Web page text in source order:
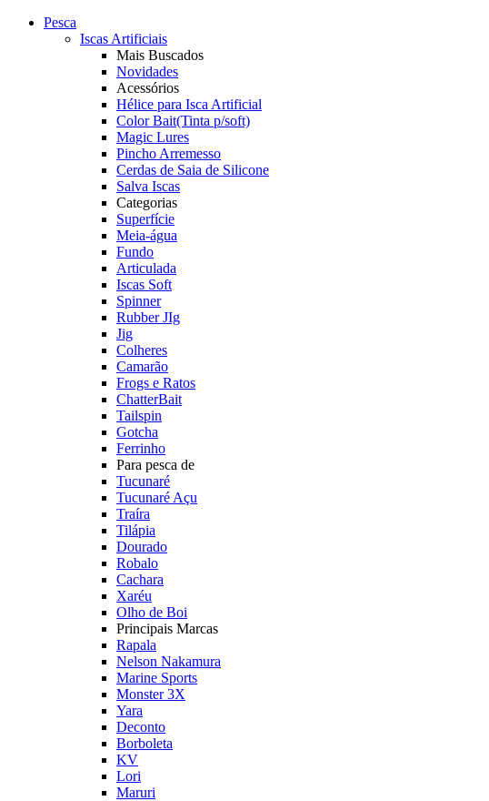
Pesca
Iscas Artificiais
Mais Buscados
Novidades
Acessórios
Hélice para Isca Artificial
Color Bait(Tinta p/soft)
Magic Lures
Pincho Arremesso
Cerdas de Saia de Silicone
Salva Iscas
Categorias
Superfície
Meia-água
Fundo
Articulada
Iscas Soft
Spinner
Rubber JIg
Jig
Colheres
Camarão
Frogs e Ratos
ChatterBait
Tailspin
Gotcha
Ferrinho
Para pesca de
Tucunaré
Tucunaré Açu
Traíra
Tilápia
Dourado
Robalo
Cachara
Xaréu
Olho de Boi
Principais Marcas
Rapala
Nelson Nakamura
Marine Sports
Monster 3X
Yara
Deconto
Borboleta
KV
Lori
Maruri